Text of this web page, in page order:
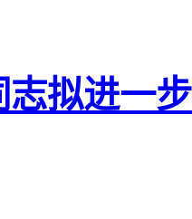
志拟进一